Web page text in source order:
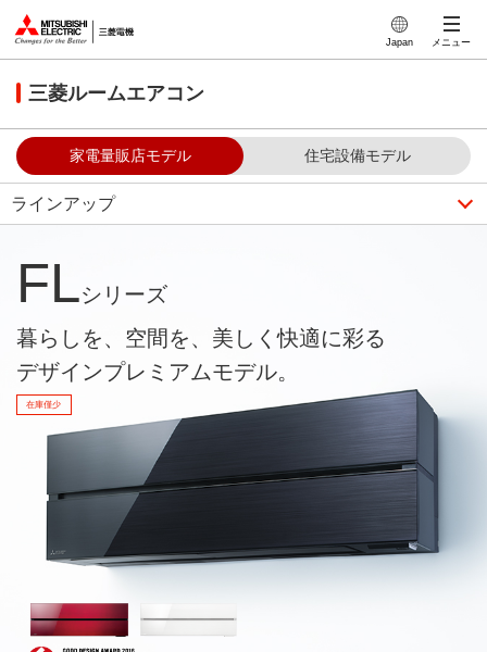
Japan メニュー
三菱ルームエアコン
家電量販店モデル 住宅設備モデル
ラインアップ
FLシリーズ
暮らしを、空間を、美しく快適に彩る
デザインプレミアムモデル。
在庫僅少